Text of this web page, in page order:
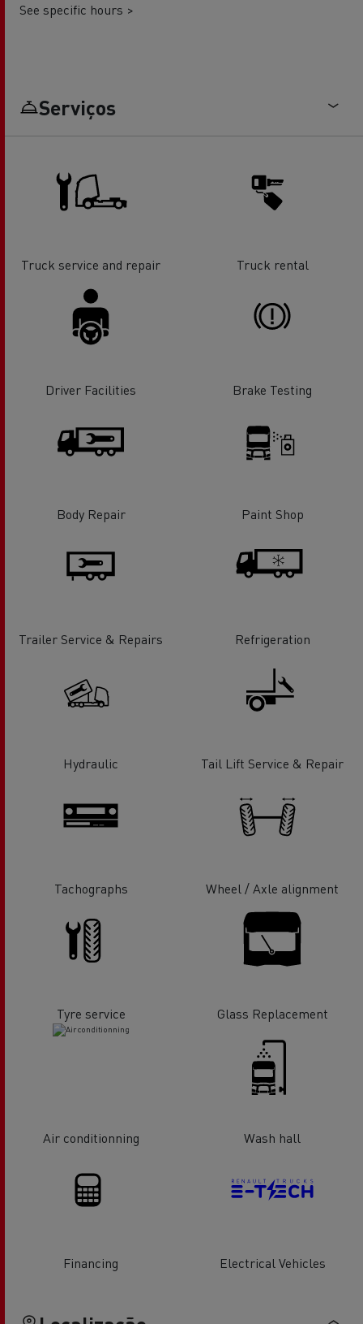
See specific hours >
Serviços
Truck service and repair Truck rental
Driver Facilities Brake Testing
Body Repair Paint Shop
Trailer Service & Repairs Refrigeration
Hydraulic Tail Lift Service & Repair
Tachographs Wheel / Axle alignment
Tyre service Glass Replacement
Air conditionning Wash hall
Financing Electrical Vehicles